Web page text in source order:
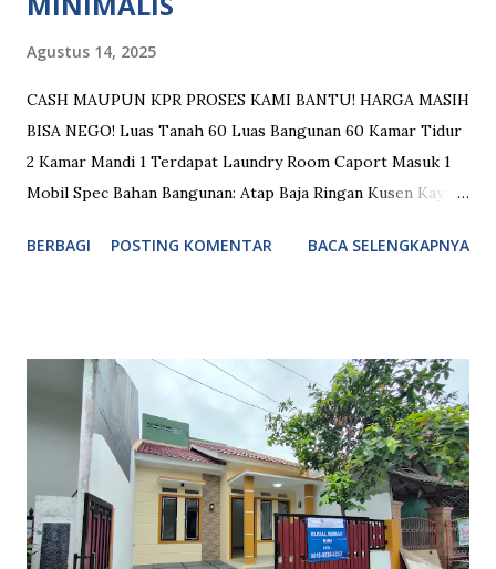
Agustus 14, 2025
CASH MAUPUN KPR PROSES KAMI BANTU! HARGA MASIH
BISA NEGO! Luas Tanah 60 Luas Bangunan 60 Kamar Tidur
2 Kamar Mandi 1 Terdapat Laundry Room Caport Masuk 1
Mobil Spec Bahan Bangunan: Atap Baja Ringan Kusen Kayu
Lantai Granit 60x60 Garasi Full Keramik Dinding Hebel Air
Dekat Akses Stasiun Kereta Masuk Mobil ATM Center
Sport Center Lingkungan Aman & Nyaman Lokasi Bebas
Banjir Kolam Renang Akses Menuju Akses Jalan Tol: 30
Menit Menuju Tol Grand Wisata (Jakarta - Cikampek) 15
Menit Menuju Tol Gorr 2 (Cibitung - Cimanggis) Akses
Menuju Akses Stasiun Kereta: 10 Menit Menuju Stasiun KRL
Cibitung Fasilitas Komersil ditempuh hitungan menit: Mall
BERBAGI POSTING KOMENTAR BACA SELENGKAPNYA